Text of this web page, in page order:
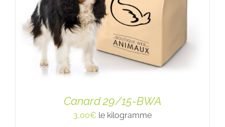
Canard 29/15-BWA
3,00€ le kilogramme